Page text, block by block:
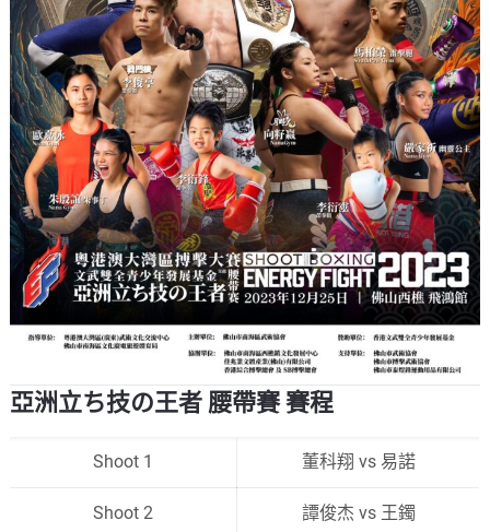
亞洲立ち技の王者 腰帶賽 賽程
Shoot 1 董科翔 vs 易諾
Shoot 2 譚俊杰 vs 王鐲